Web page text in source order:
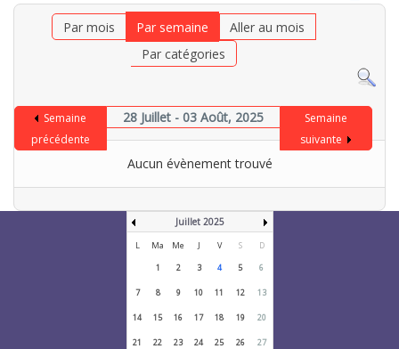
Par mois Par semaine
Aller au mois
Par catégories
Semaine
précédente
28 Juillet - 03 Août, 2025
Semaine
suivante
Aucun évènement trouvé
Juillet 2025
L Ma Me J V S
D
1
2 3 4 5 6
7 8 9 10 11 12 13
14 15 16 17 18 19 20
21 22 23 24 25 26 27